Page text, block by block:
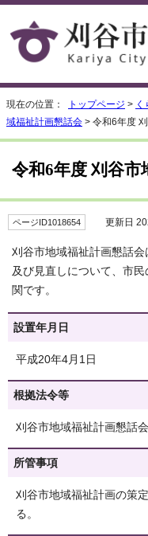
現在の位置： トップページ >
域福祉計画懇話会 > 令和6年度
令和6年度 刈谷市
ページID1018654 更新日
刈谷市地域福祉計画懇話
及び見直しについて、市
関です。
設置年月日
平成20年4月1日
根拠法令等
刈谷市地域福祉計画懇話
所管事項
刈谷市地域福祉計画の策
る。